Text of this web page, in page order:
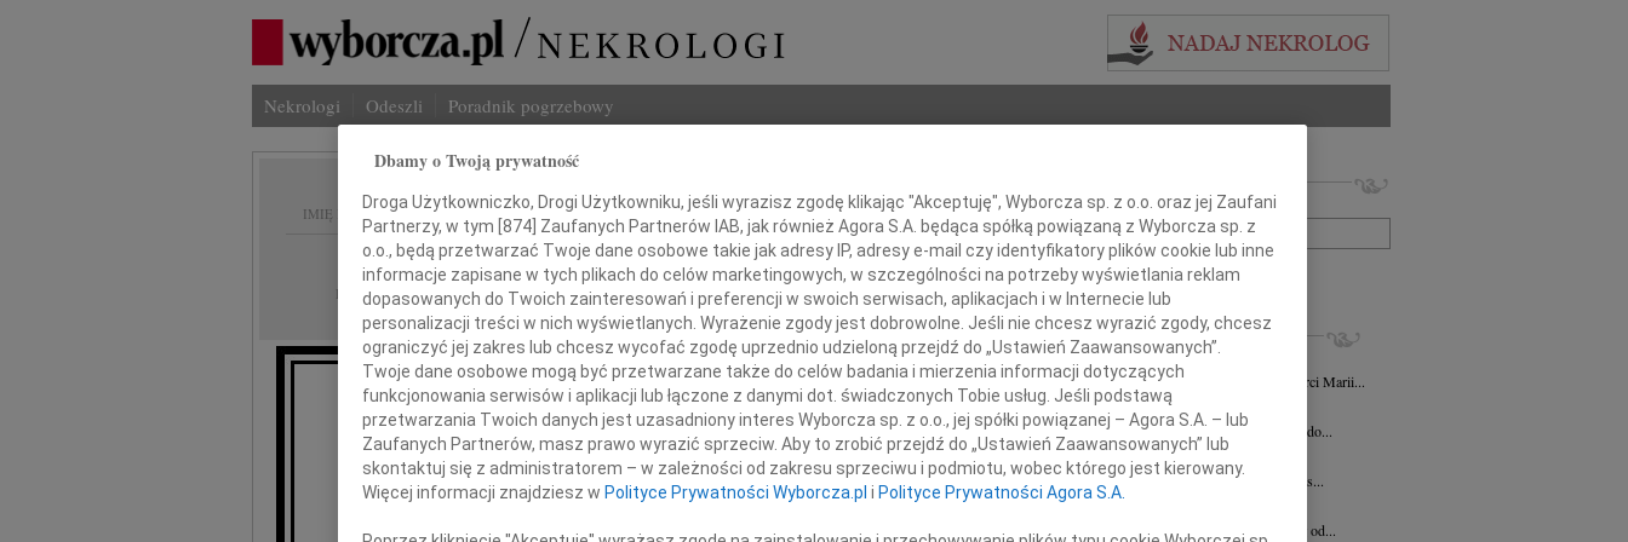
Nekrologi Odeszli Poradnik pogrzebowy
IMIĘ I NAZWISKO:
REGION: Katowice
DATA EMISJI: 14.01.2010
Wstrząśnięci wiadomością o przedwczesnej śmierci
Syna
Radosława
Imię i nazwisko lub numer ogłoszenia:
+ szukanie zaawansowane
INNE NEKROLOGI
Maria Pittner 03.07.2026Katowice
WSPOMNIENIE Z okazji 11 rocznicy śmierci Marii...
Jerzy Strużyna 16.02.2026
Z głębokim żalem zawiadamiamy o odejściu do...
Kazimierz Werecki
04.02.2026
W dniu 31 stycznia 2026 roku odszedł od nas...
29.01.2026
Z głębokim żalem zawiadamiamy, że odszedł od...
Dbamy o Twoją prywatność
Droga Użytkowniczko, Drogi Użytkowniku, jeśli wyrazisz zgodę klikając "Akceptuję", Wyborcza sp. z o.o. oraz jej Zaufani
Partnerzy, w tym [874] Zaufanych Partnerów IAB, jak również Agora S.A. będąca spółką powiązaną z Wyborcza sp. z
o.o., będą przetwarzać Twoje dane osobowe takie jak adresy IP, adresy e-mail czy identyfikatory plików cookie lub inne
informacje zapisane w tych plikach do celów marketingowych, w szczególności na potrzeby wyświetlania reklam
dopasowanych do Twoich zainteresowań i preferencji w swoich serwisach, aplikacjach i w Internecie lub
personalizacji treści w nich wyświetlanych. Wyrażenie zgody jest dobrowolne. Jeśli nie chcesz wyrazić zgody, chcesz
ograniczyć jej zakres lub chcesz wycofać zgodę uprzednio udzieloną przejdź do „Ustawień Zaawansowanych”.
Twoje dane osobowe mogą być przetwarzane także do celów badania i mierzenia informacji dotyczących
funkcjonowania serwisów i aplikacji lub łączone z danymi dot. świadczonych Tobie usług. Jeśli podstawą
przetwarzania Twoich danych jest uzasadniony interes Wyborcza sp. z o.o., jej spółki powiązanej – Agora S.A. – lub
Zaufanych Partnerów, masz prawo wyrazić sprzeciw. Aby to zrobić przejdź do „Ustawień Zaawansowanych” lub
skontaktuj się z administratorem – w zależności od zakresu sprzeciwu i podmiotu, wobec którego jest kierowany.
Więcej informacji znajdziesz w Polityce Prywatności Wyborcza.pl i Polityce Prywatności Agora S.A.